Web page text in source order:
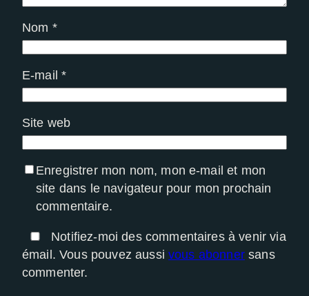
Nom *
E-mail*
Site web
Enregistrer mon nom, mon e-mail et mon
site dans le navigateur pour mon prochain
commentaire.
Notifiez-moi des commentaires à venir via
émail. Vous pouvez aussivous abonnersans
commenter.